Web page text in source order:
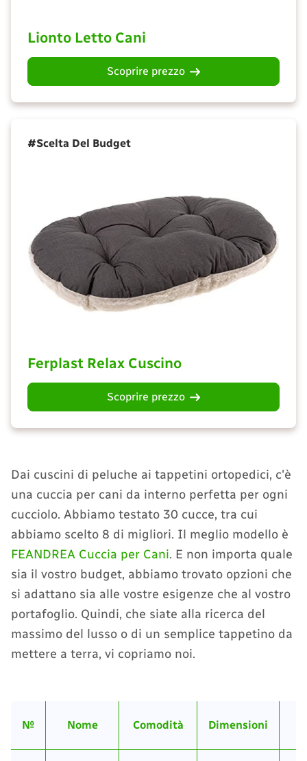
Lionto Letto Cani
Scoprire prezzo
#Scelta Del Budget
Ferplast Relax Cuscino
Scoprire prezzo
Dai cuscini di peluche ai tappetini ortopedici, c'è
una cuccia per cani da interno perfetta per ogni
cucciolo. Abbiamo testato 30 cucce, tra cui
abbiamo scelto 8 di migliori. Il meglio modello è
FEANDREA Cuccia per Cani. E non importa quale
sia il vostro budget, abbiamo trovato opzioni che
si adattano sia alle vostre esigenze che al vostro
portafoglio. Quindi, che siate alla ricerca del
massimo del lusso o di un semplice tappetino da
mettere a terra, vi copriamo noi.
№ Nome Comodità Dimensioni